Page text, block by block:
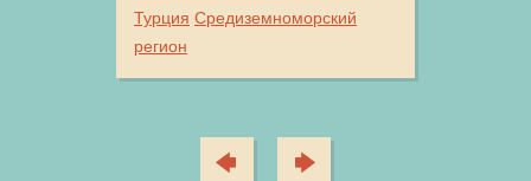
Турция Средиземноморский
регион